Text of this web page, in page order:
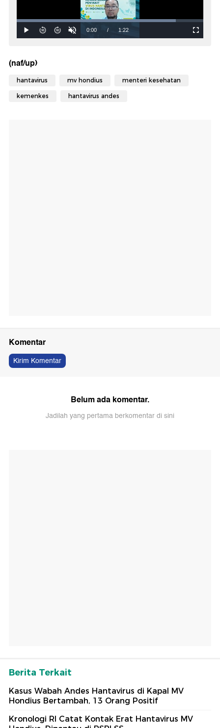
(naf/up)
hantavirus mv hondius menteri kesehatan
kemenkes hantavirus andes
Komentar
Kirim Komentar
Belum ada komentar.
Jadilah yang pertama berkomentar di sini
Berita Terkait
Kasus Wabah Andes Hantavirus di Kapal MV
Hondius Bertambah, 13 Orang Positif
Kronologi RI Catat Kontak Erat Hantavirus MV